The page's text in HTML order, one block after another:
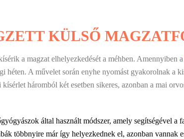
KÜLSŐ
a magzat elhelyezkedését a méhben. Amennyiben a
héten. A művelet során enyhe nyomást gyakorolnak a
háromból két esetben sikeres, azonban a mai
által használt módszer, amely segítségével a
többnyire már így helyezkednek el, azonban